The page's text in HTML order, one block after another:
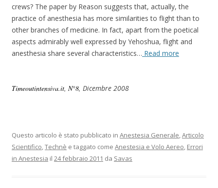
crews? The paper by Reason suggests that, actually, the
practice of anesthesia has more similarities to flight than to
other branches of medicine. In fact, apart from the poetical
aspects admirably well expressed by Yehoshua, flight and
anesthesia share several characteristics… Read more
Timeoutintensiva.it, N°8, Dicembre 2008
Questo articolo è stato pubblicato in Anestesia Generale,Articolo
Scientifico,Technè e taggato come Anestesia e Volo Aereo, Errori
in Anestesia il 24 febbraio 2011 da Savas